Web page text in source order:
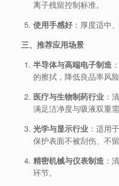
离子残留控制标准。
使用手感好：厚度适中
三、推荐应用场景
半导体与高端电子制造
的擦拭，降低良品率风险
医疗与生物制药行业：
满足洁净度与吸液双重需
光学与显示行业：适用
保护表面不被刮伤、不留
精密机械与仪表制造：
环节。